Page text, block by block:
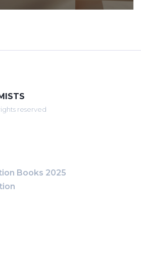
reserved
Books 2025